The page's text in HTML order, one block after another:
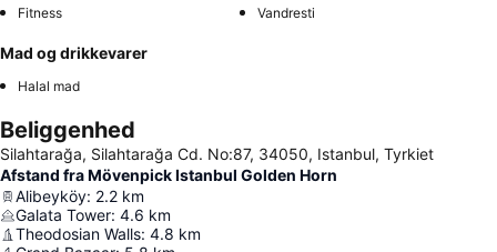
Fitness
Vandresti
Mad og drikkevarer
Halal mad
Beliggenhed
Silahtarağa, Silahtarağa Cd. No:87, 34050, Istanbul, Tyrkiet
Afstand fra Mövenpick Istanbul Golden Horn
Alibeyköy: 2.2 km
Galata Tower: 4.6 km
Theodosian Walls: 4.8 km